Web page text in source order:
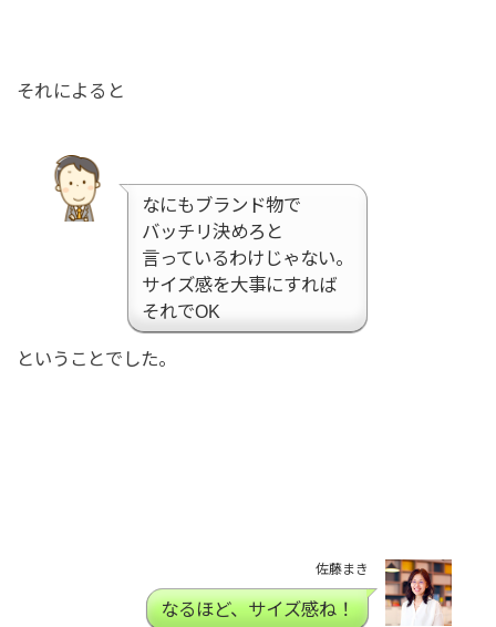
それによると
なにもブランド物で
バッチリ決めろと
言っているわけじゃない。
サイズ感を大事にすれば
それでOK
ということでした。
佐藤まき
なるほど、サイズ感ね！